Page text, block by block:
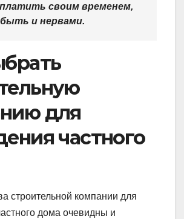
своим временем,
и нервами.
для
частного
строительной компании для
дома очевидны и